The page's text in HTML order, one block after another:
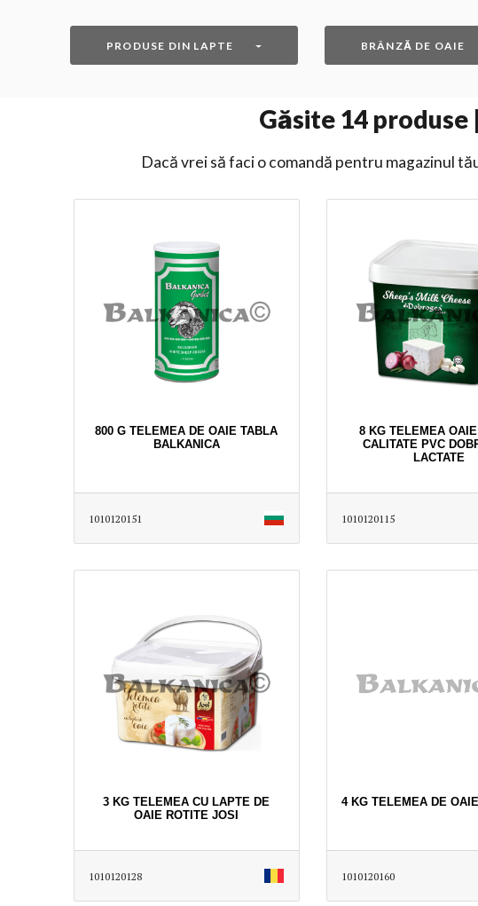
PRODUSE DIN LAPTE BRÂNZĂ DE OAIE
Găsite 14 produse
Dacă vrei să faci o comandă pentru magazinul
800 G TELEMEA DE OAIE TABLA
BALKANICA
1010120151
8 KG TELEMEA
CALITATE PVC
LACTATE
1010120115
3 KG TELEMEA CU LAPTE DE
OAIE ROTITE JOSI
1010120128
4 KG TELEMEA DE
1010120160